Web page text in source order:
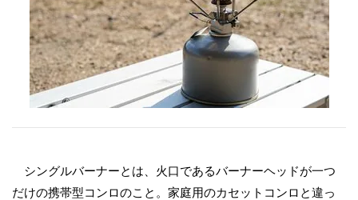
シングルバーナーとは、火口であるバーナーヘッドが一つ
だけの携帯型コンロのこと。家庭用のカセットコンロと違っ